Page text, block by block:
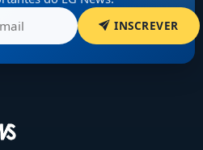
INSCREVER